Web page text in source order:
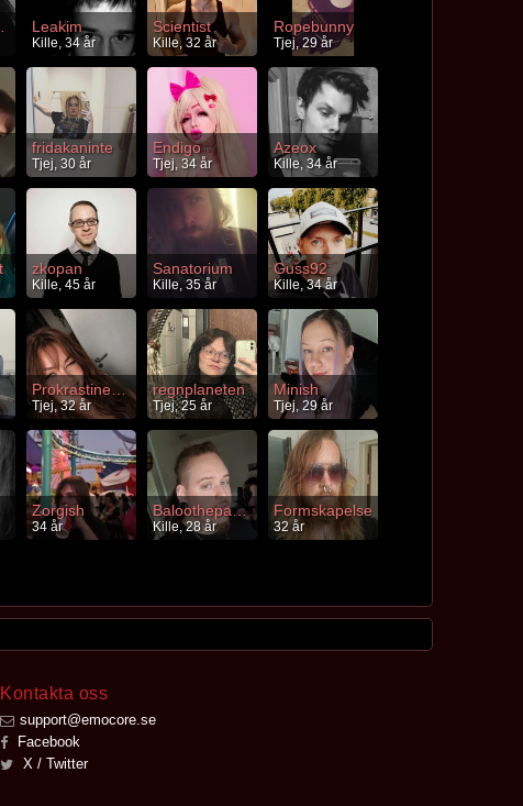
Leakim
Kille, 34 år
Scientist
Kille, 32 år
Ropebunny
Tjej, 29 år
fridakaninte
Tjej, 30 år
Endigo
Tjej, 34 år
Azeox
Kille, 34 år
zkopan
Kille, 45 år
Sanatorium
Kille, 35 år
Guss92
Kille, 34 år
Prokrastinering
Tjej, 32 år
regnplaneten
Tjej, 25 år
Minish
Tjej, 29 år
Zorgish
34 år
Baloothepanda
Kille, 28 år
Formskapelse
32 år
Kontakta oss
support@emocore.se
Facebook
X / Twitter